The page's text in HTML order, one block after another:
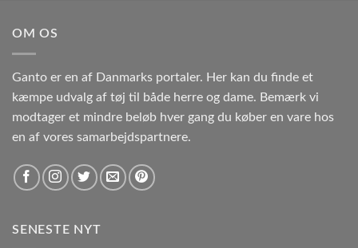
OM OS
Ganto er en af Danmarks portaler. Her kan du finde et
kæmpe udvalg af tøj til både herre og dame. Bemærk vi
modtager et mindre beløb hver gang du køber en vare hos
en af vores samarbejdspartnere.
SENESTE NYT